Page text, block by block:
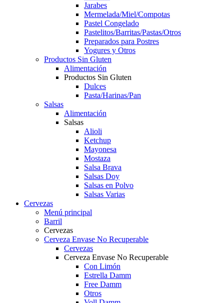
Jarabes
Mermelada/Miel/Compotas
Pastel Congelado
Pastelitos/Barritas/Pastas/Otros
Preparados para Postres
Yogures y Otros
Productos Sin Gluten
Alimentación
Productos Sin Gluten
Dulces
Pasta/Harinas/Pan
Salsas
Alimentación
Salsas
Alioli
Ketchup
Mayonesa
Mostaza
Salsa Brava
Salsas Doy
Salsas en Polvo
Salsas Varias
Cervezas
Menú principal
Barril
Cervezas
Cerveza Envase No Recuperable
Cervezas
Cerveza Envase No Recuperable
Con Limón
Estrella Damm
Free Damm
Otros